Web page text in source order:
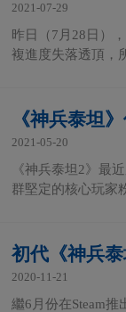
2021-07-29
昨日（7月28日）
複進度失落透頂，
《神兵泰坦
2021-05-20
《神兵泰坦2》最
群堅定的核心玩家
初代《神兵
2020-11-21
繼6月份在Steam推